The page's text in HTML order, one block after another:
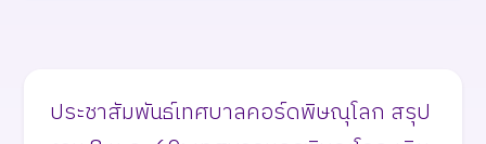
ประชาสัมพันธ์เทศบาลคอร์ดพิษณุโลก สรุป